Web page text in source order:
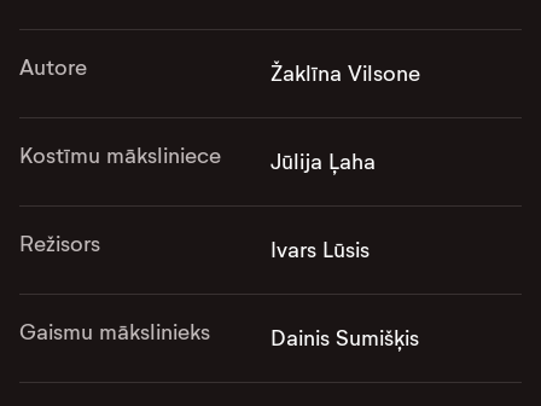
Autore Žaklīna Vilsone
Kostīmu māksliniece Jūlija Ļaha
Režisors Ivars Lūsis
Gaismu mākslinieks Dainis Sumišķis